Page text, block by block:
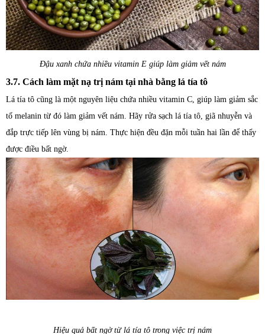
Đậu xanh chứa nhiều vitamin E giúp làm giảm vết nám
3.7. Cách làm mặt nạ trị nám tại nhà bằng lá tía tô
Lá tía tô cũng là một nguyên liệu chứa nhiều vitamin C, giúp làm giảm sắc
tố melanin từ đó làm giảm vết nám. Hãy rửa sạch lá tía tô, giã nhuyễn và
đắp trực tiếp lên vùng bị nám. Thực hiện đều đặn mỗi tuần hai lần để thấy
được điều bất ngờ.
Hiệu quả bất ngờ từ lá tía tô trong việc trị nám